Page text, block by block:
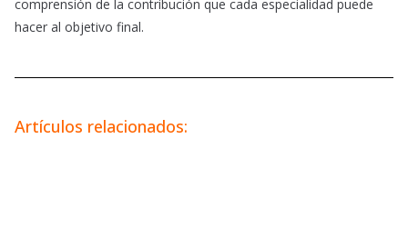
comprensión de la contribución que cada especialidad puede
hacer al objetivo final.
Artículos relacionados: